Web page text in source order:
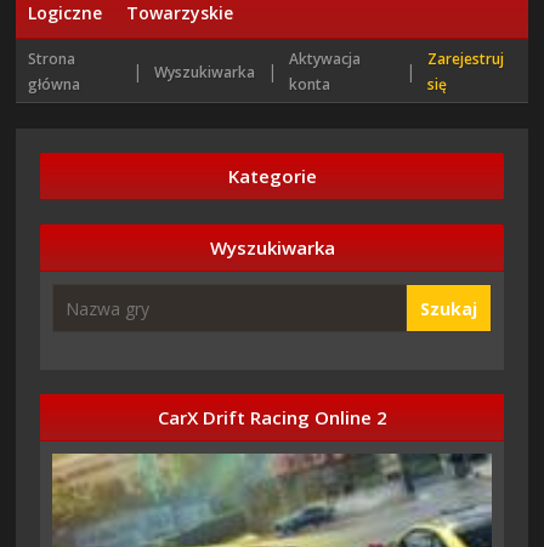
Logiczne Towarzyskie
Strona
główna
| Wyszukiwarka |
Aktywacja
konta
|
Zarejestruj
się
Kategorie
Wyszukiwarka
Szukaj
CarX Drift Racing Online 2